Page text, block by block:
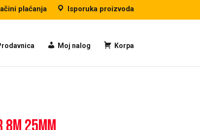
plaćanja Isporuka proizvoda
Moj nalog Korpa